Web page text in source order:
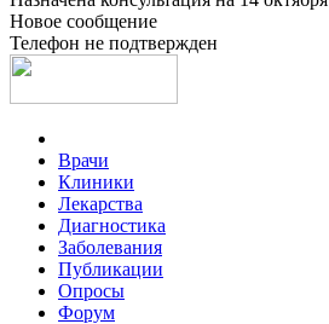
Новое сообщение
Телефон не подтвержден
Врачи
Клиники
Лекарства
Диагностика
Заболевания
Публикации
Опросы
Форум